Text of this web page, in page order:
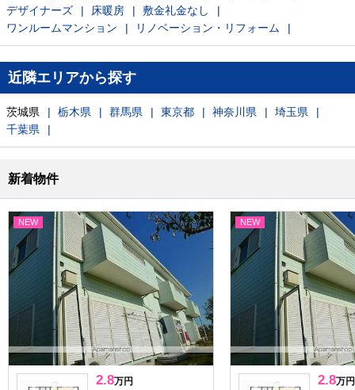
デザイナーズ
床暖房
敷金礼金なし
ワンルームマンション
リノベーション・リフォーム
近隣エリアから探す
茨城県 栃木県 群馬県 東京都 神奈川県
埼玉県
千葉県
新着物件
NEW
2.8万円
NEW
2.8万円